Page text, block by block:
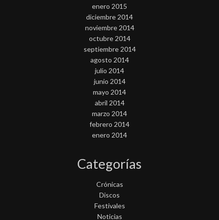
enero 2015
diciembre 2014
noviembre 2014
octubre 2014
septiembre 2014
agosto 2014
julio 2014
junio 2014
mayo 2014
abril 2014
marzo 2014
febrero 2014
enero 2014
Categorías
Crónicas
Discos
Festivales
Noticias